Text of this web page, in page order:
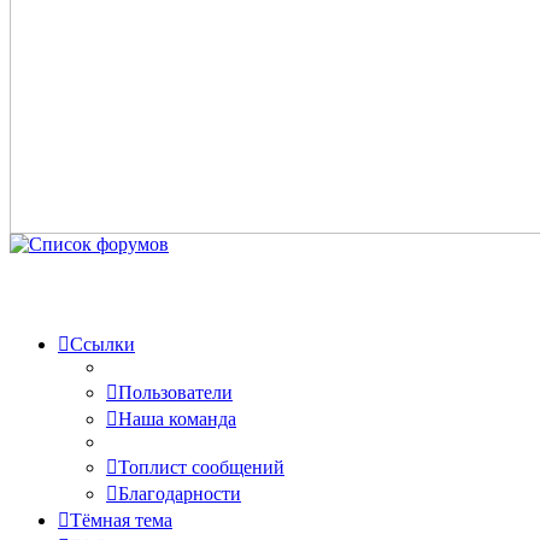
Ссылки
Пользователи
Наша команда
Топлист сообщений
Благодарности
Тёмная тема